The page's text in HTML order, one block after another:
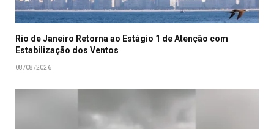
Rio de Janeiro Retorna ao Estágio 1 de Atenção com
Estabilização dos Ventos
08/08/2026